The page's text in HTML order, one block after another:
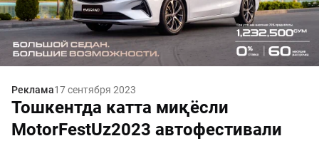
Реклама17 сентября 2023
Тошкентда катта миқёсли
MotorFestUz2023 автофестивали